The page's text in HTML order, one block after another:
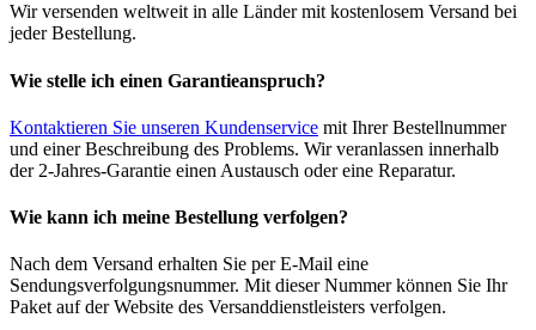
Wir versenden weltweit in alle Länder mit kostenlosem Versand bei
jeder Bestellung.
Wie stelle ich einen Garantieanspruch?
Kontaktieren Sie unseren Kundenservice mit Ihrer Bestellnummer
und einer Beschreibung des Problems. Wir veranlassen innerhalb
der 2-Jahres-Garantie einen Austausch oder eine Reparatur.
Wie kann ich meine Bestellung verfolgen?
Nach dem Versand erhalten Sie per E-Mail eine
Sendungsverfolgungsnummer. Mit dieser Nummer können Sie Ihr
Paket auf der Website des Versanddienstleisters verfolgen.